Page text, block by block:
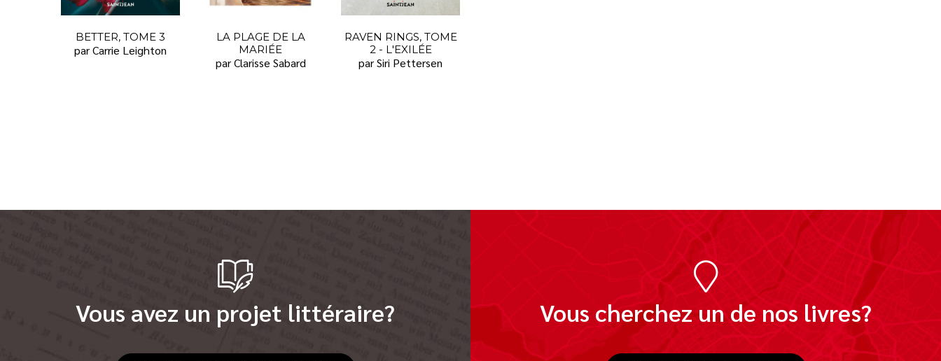
BETTER, TOME 3
par Carrie Leighton
LA PLAGE DE LA
MARIÉE
par Clarisse Sabard
RAVEN RINGS, TOME
2 - L'EXILÉE
par Siri Pettersen
Vous avez un projet littéraire? Vous cherchez un de nos livres?